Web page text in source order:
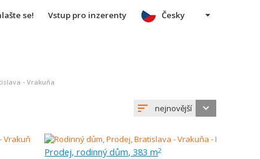
se! Vstup pro inzerenty Česky
- Vrakuňa
nejnovější
Prodej, rodinný dům, 383 m2